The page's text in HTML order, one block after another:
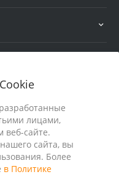
лицами,
веб-сайте.
сайта, вы
Более
в Политике